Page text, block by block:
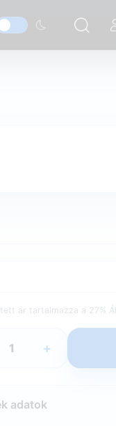
ár tartalmazza a 27%
+
adatok